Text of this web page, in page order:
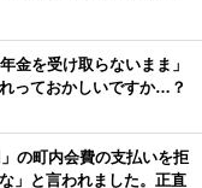
金を受け取らないまま」
っておかしいですか…？
の町内会費の支払いを拒
」と言われました。正直